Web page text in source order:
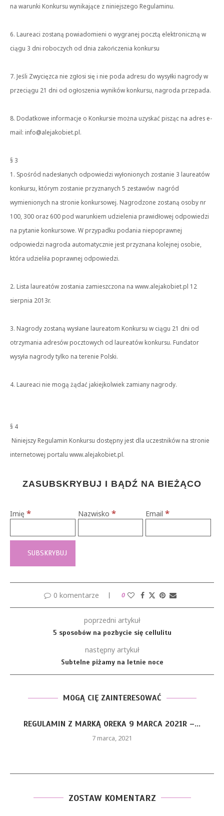
na warunki Konkursu wynikające z niniejszego Regulaminu.
6. Laureaci zostaną powiadomieni o wygranej pocztą elektroniczną w
ciągu 3 dni roboczych od dnia zakończenia konkursu
7. Jeśli Zwycięzca nie zgłosi się i nie poda adresu do wysyłki nagrody w
przeciągu 21 dni od ogłoszenia wyników konkursu, nagroda przepada.
8. Dodatkowe informacje o Konkursie można uzyskać pisząc na adres e-
mail: info@alejakobiet.pl.
§ 3
1. Spośród nadesłanych odpowiedzi wyłonionych zostanie 3 laureatów
konkursu, którym zostanie przyznanych 5 zestawów nagród
wymienionych na stronie konkursowej. Nagrodzone zostaną osoby nr
100, 300 oraz 600 pod warunkiem udzielenia prawidłowej odpowiedzi
na pytanie konkursowe. W przypadku podania niepoprawnej
odpowiedzi nagroda automatycznie jest przyznana kolejnej osobie,
która udzieliła poprawnej odpowiedzi.
2. Lista laureatów zostania zamieszczona na www.alejakobiet.pl 12
sierpnia 2013r.
3. Nagrody zostaną wysłane laureatom Konkursu w ciągu 21 dni od
otrzymania adresów pocztowych od laureatów konkursu. Fundator
wysyła nagrody tylko na terenie Polski.
4. Laureaci nie mogą żądać jakiejkolwiek zamiany nagrody.
§ 4
Niniejszy Regulamin Konkursu dostępny jest dla uczestników na stronie
internetowej portalu www.alejakobiet.pl.
ZASUBSKRYBUJ I BĄDŹ NA BIEŻĄCO
Imię * Nazwisko * Email*
0 komentarze 0
poprzedni artykuł
5 sposobów na pozbycie się cellulitu
następny artykuł
Subtelne piżamy na letnie noce
MOGĄ CIĘ ZAINTERESOWAĆ
Z MARKĄ OREKA 9 MARCA 2021R –...
7 marca, 2021
ZOSTAW KOMENTARZ